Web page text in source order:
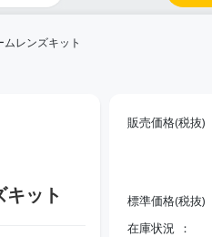
レンズキット
ット
販売価格(税抜)
標準価格(税抜)
在庫状況